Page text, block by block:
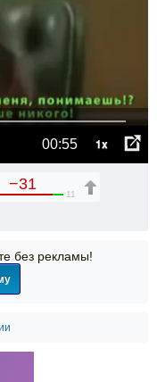
00:55 1x
−31
11
без рекламы!